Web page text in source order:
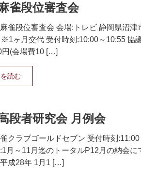
雀段位審査会
雀段位審査会 会場:トレビ 静岡県沼
ヶ月交代 受付時刻:10:00～10:55 協
円(会場費10 […]
読む
段者研究会 月例会
クラブゴールドセブン 受付時刻
月～11月迄のトータルP12月の納会
成28年 1月1 […]